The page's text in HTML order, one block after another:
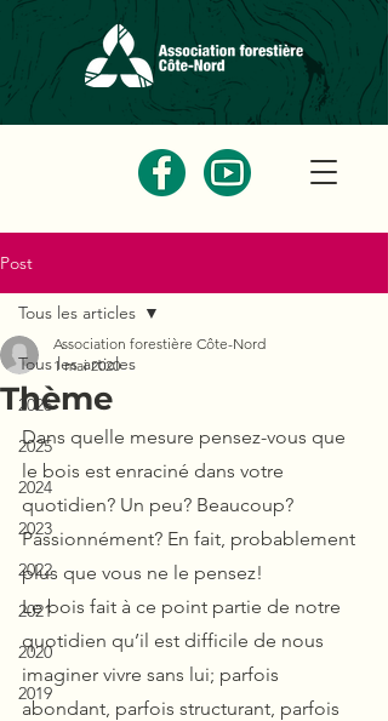
Post
Tous les articles
2026
2025
2024
2023
2022
2021
2020
2019
Tous les articles
Thème
Association forestière Côte-Nord
1 mai 2020
Dans quelle mesure pensez-vous que
le bois est enraciné dans votre
quotidien? Un peu? Beaucoup?
Passionnément? En fait, probablement
plus que vous ne le pensez!
Le bois fait à ce point partie de notre
quotidien qu’il est difficile de nous
imaginer vivre sans lui; parfois
abondant, parfois structurant, parfois